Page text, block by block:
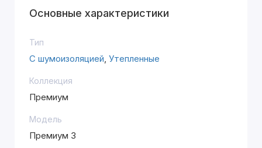
Основные характеристики
Тип
С шумоизоляцией, Утепленные
Коллекция
Премиум
Модель
Премиум 3